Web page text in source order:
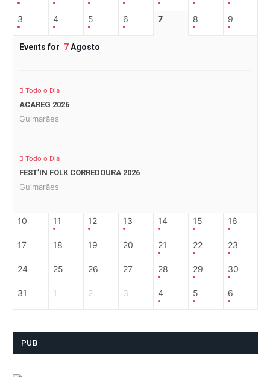
3 4 5 6 7 8 9
Events for 7Agosto
Todo o Dia
ACAREG 2026
Guimarães
Todo o Dia
FEST’IN FOLK CORREDOURA 2026
Guimarães
10 11 12 13 14 15 16
17 18 19 20 21 22 23
24 25 26 27 28 29 30
31 1 2 3 4 5 6
PUB